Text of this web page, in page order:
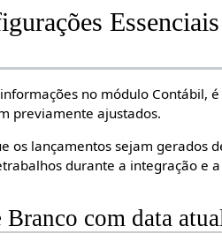
no módulo Contábil,
previamente ajustados.
os lançamentos sejam gerados
durante a integração e
Branco com data